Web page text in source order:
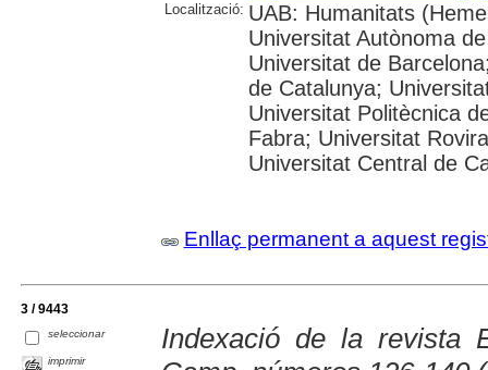
Localització: UAB: Humanitats
Universitat Autònoma
Universitat de
de Catalunya;
Universitat Politècnica
Fabra; Universitat
Universitat Central de
Enllaç permanent a aquest
3 / 9443
seleccionar
imprimir
Indexació de la revista